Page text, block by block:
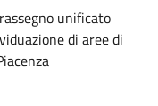
unificato
di aree di